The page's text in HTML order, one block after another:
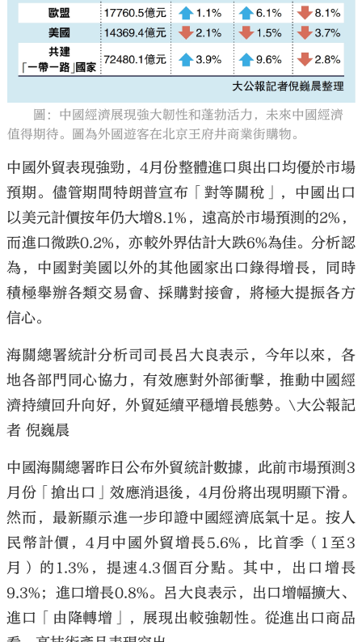
圖：中國經濟展現強大韌性和蓬勃活力，未來中國經濟
值得期待。圖為外國遊客在北京王府井商業街購物。
中國外貿表現強勁，4月份整體進口與出口均優於市場
預期。儘管期間特朗普宣布「對等關稅」，中國出口
以美元計價按年仍大增8.1%，遠高於市場預測的2%，
而進口微跌0.2%，亦較外界估計大跌6%為佳。分析認
為，中國對美國以外的其他國家出口錄得增長，同時
積極舉辦各類交易會、採購對接會，將極大提振各方
信心。
海關總署統計分析司司長呂大良表示，今年以來，各
地各部門同心協力，有效應對外部衝擊，推動中國經
濟持續回升向好，外貿延續平穩增長態勢。\大公報記
者 倪巍晨
中國海關總署昨日公布外貿統計數據，此前市場預測3
月份「搶出口」效應消退後，4月份將出現明顯下滑。
然而，最新顯示進一步印證中國經濟底氣十足。按人
民幣計價，4月中國外貿增長5.6%，比首季（1至3
月）的1.3%，提速4.3個百分點。其中，出口增長
9.3%；進口增長0.8%。呂大良表示，出口增幅擴大、
進口「由降轉增」，展現出較強韌性。從進出口商品